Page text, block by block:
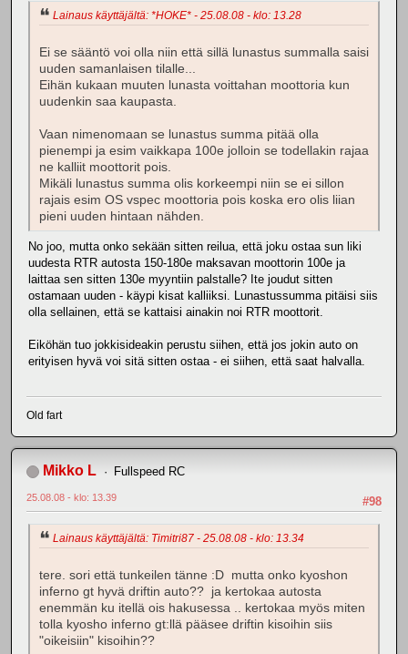
Lainaus käyttäjältä: *HOKE* - 25.08.08 - klo: 13.28
Ei se sääntö voi olla niin että sillä lunastus summalla saisi
uuden samanlaisen tilalle...
Eihän kukaan muuten lunasta voittahan moottoria kun
uudenkin saa kaupasta.
Vaan nimenomaan se lunastus summa pitää olla
pienempi ja esim vaikkapa 100e jolloin se todellakin rajaa
ne kalliit moottorit pois.
Mikäli lunastus summa olis korkeempi niin se ei sillon
rajais esim OS vspec moottoria pois koska ero olis liian
pieni uuden hintaan nähden.
No joo, mutta onko sekään sitten reilua, että joku ostaa sun liki
uudesta RTR autosta 150-180e maksavan moottorin 100e ja
laittaa sen sitten 130e myyntiin palstalle? Ite joudut sitten
ostamaan uuden - käypi kisat kalliiksi. Lunastussumma pitäisi siis
olla sellainen, että se kattaisi ainakin noi RTR moottorit.
Eiköhän tuo jokkisideakin perustu siihen, että jos jokin auto on
erityisen hyvä voi sitä sitten ostaa - ei siihen, että saat halvalla.
Old fart
Mikko L Fullspeed RC
#98
25.08.08 - klo: 13.39
Lainaus käyttäjältä: Timitri87 - 25.08.08 - klo: 13.34
tere. sori että tunkeilen tänne :D mutta onko kyoshon
inferno gt hyvä driftin auto?? ja kertokaa autosta
enemmän ku itellä ois hakusessa .. kertokaa myös miten
tolla kyosho inferno gt:llä pääsee driftin kisoihin siis
"oikeisiin" kisoihin??